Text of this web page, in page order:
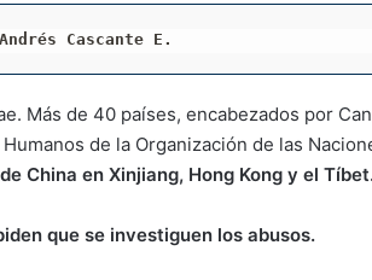
Cascante E.
Más de 40 países, encabezados por
de la Organización de las
China en Xinjiang, Hong Kong y el
que se investiguen los abusos.